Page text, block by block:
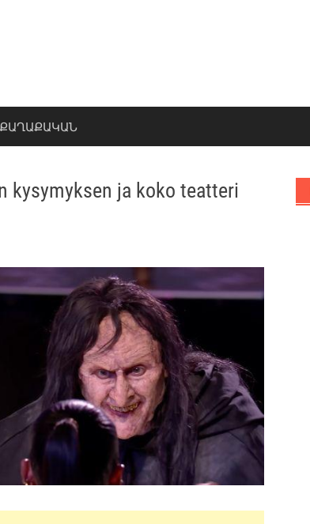
ՔԱՂԱՔԱԿԱՆ
kysymyksen ja koko teatteri